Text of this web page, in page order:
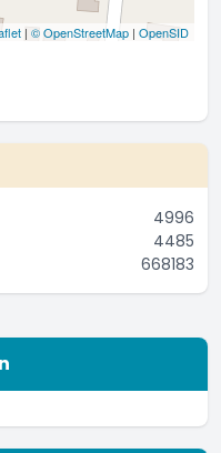
| © OpenStreetMap | OpenSID
4996
4485
668183